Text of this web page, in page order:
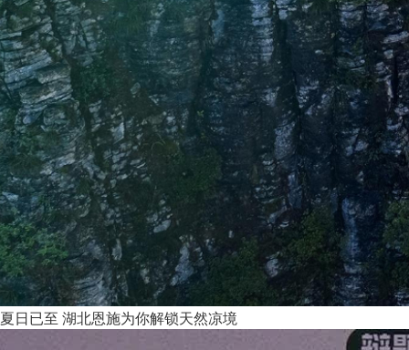
夏日已至 湖北恩施为你解锁天然凉境